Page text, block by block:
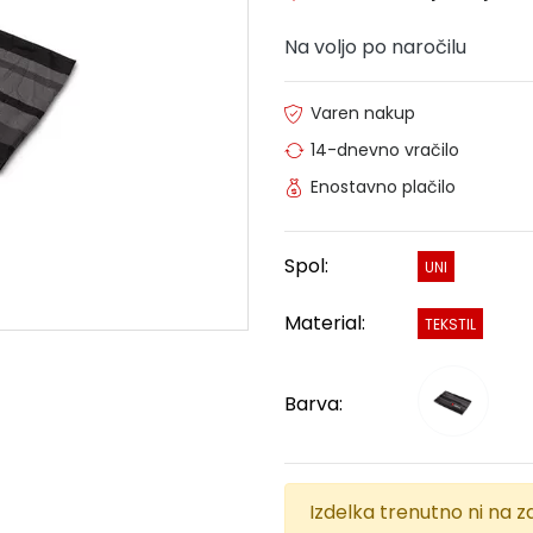
Na voljo po naročilu
Varen nakup
14-dnevno vračilo
Enostavno plačilo
Spol: UNI
Material: TEKSTIL
Barva:
Izdelka trenutno ni na